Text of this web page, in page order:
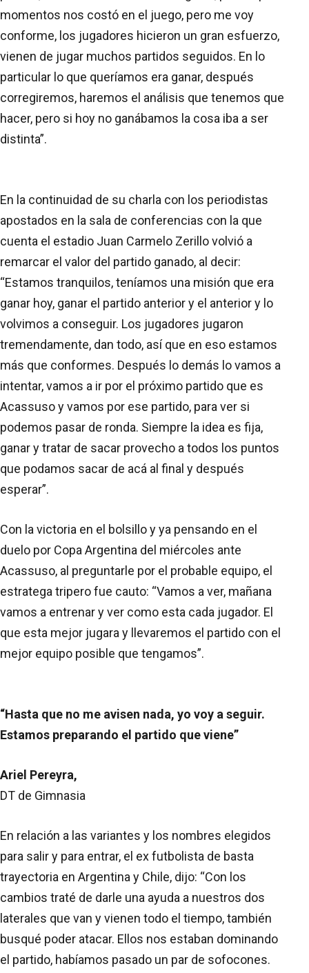
momentos nos costó en el juego, pero me voy
conforme, los jugadores hicieron un gran esfuerzo,
vienen de jugar muchos partidos seguidos. En lo
particular lo que queríamos era ganar, después
corregiremos, haremos el análisis que tenemos que
hacer, pero si hoy no ganábamos la cosa iba a ser
distinta”.
En la continuidad de su charla con los periodistas
apostados en la sala de conferencias con la que
cuenta el estadio Juan Carmelo Zerillo volvió a
remarcar el valor del partido ganado, al decir:
“Estamos tranquilos, teníamos una misión que era
ganar hoy, ganar el partido anterior y el anterior y lo
volvimos a conseguir. Los jugadores jugaron
tremendamente, dan todo, así que en eso estamos
más que conformes. Después lo demás lo vamos a
intentar, vamos a ir por el próximo partido que es
Acassuso y vamos por ese partido, para ver si
podemos pasar de ronda. Siempre la idea es fija,
ganar y tratar de sacar provecho a todos los puntos
que podamos sacar de acá al final y después
esperar”.
Con la victoria en el bolsillo y ya pensando en el
duelo por Copa Argentina del miércoles ante
Acassuso, al preguntarle por el probable equipo, el
estratega tripero fue cauto: “Vamos a ver, mañana
vamos a entrenar y ver como esta cada jugador. El
que esta mejor jugara y llevaremos el partido con el
mejor equipo posible que tengamos”.
“Hasta que no me avisen nada, yo voy a seguir.
Estamos preparando el partido que viene”
Ariel Pereyra,
DT de Gimnasia
En relación a las variantes y los nombres elegidos
para salir y para entrar, el ex futbolista de basta
trayectoria en Argentina y Chile, dijo: “Con los
cambios traté de darle una ayuda a nuestros dos
laterales que van y vienen todo el tiempo, también
busqué poder atacar. Ellos nos estaban dominando
el partido, habíamos pasado un par de sofocones.